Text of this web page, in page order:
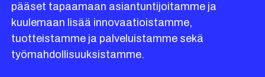
pääset tapaamaan asiantuntijoitamme ja
kuulemaan lisää innovaatioistamme,
tuotteistamme ja palveluistamme sekä
työmahdollisuuksistamme.